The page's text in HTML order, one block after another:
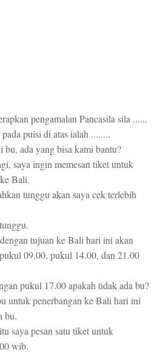
pengamalan Pancasila sila ......
puisi di atas ialah ........
ada yang bisa kami bantu?
ingin memesan tiket untuk
Bali.
tunggu akan saya cek terlebih
tujuan ke Bali hari ini akan
09.00, pukul 14.00, dan 21.00
pukul 17.00 apakah tidak ada bu?
untuk penerbangan ke Bali hari ini
bu.
saya pesan satu tiket untuk
wib.